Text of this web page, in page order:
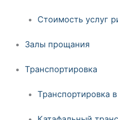
Стоимость услуг
Залы прощания
Транспортировка
Транспортировка